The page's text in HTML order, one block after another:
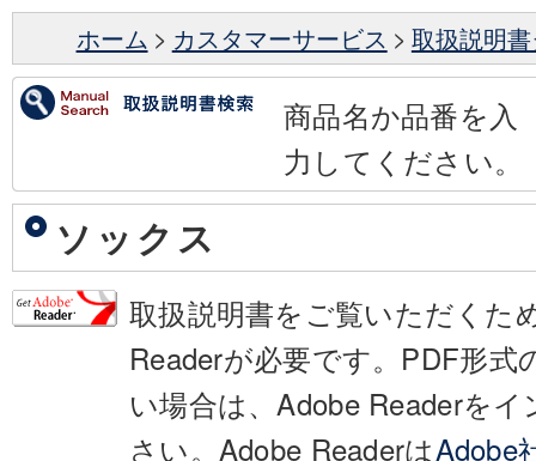
ホーム > カスタマーサービス > 取扱説明
商品名か品番を入
力してください。
ソックス
取扱説明書をご覧いただくた
Readerが必要です。PDF形
い場合は、Adobe Readerを
さい。Adobe ReaderはAdobe